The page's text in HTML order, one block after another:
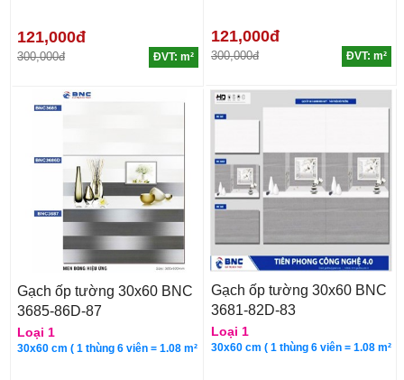
121,000đ
300,000đ ĐVT: m²
121,000đ
300,000đ ĐVT: m²
Gạch ốp tường 30x60 BNC
3685-86D-87
Loại 1
30x60 cm ( 1 thùng 6 viên = 1.08 m²
Gạch ốp tường 30x60 BNC
3681-82D-83
Loại 1
30x60 cm ( 1 thùng 6 viên = 1.08 m²